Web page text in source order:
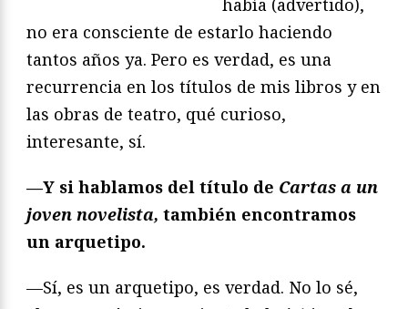
había (advertido),
no era consciente de estarlo haciendo
tantos años ya. Pero es verdad, es una
recurrencia en los títulos de mis libros y en
las obras de teatro, qué curioso,
interesante, sí.
—Y si hablamos del título de Cartas a un
joven novelista, también encontramos
un arquetipo.
—Sí, es un arquetipo, es verdad. No lo sé,